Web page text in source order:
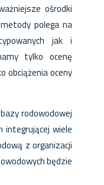
ośrodki
polega na
jak i
tylko ocenę
obciążenia oceny
rodowodowej
integrującej wiele
z organizacji
będzie